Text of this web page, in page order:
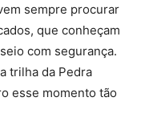
sempre procurar
que conheçam
com segurança.
trilha da Pedra
esse momento tão